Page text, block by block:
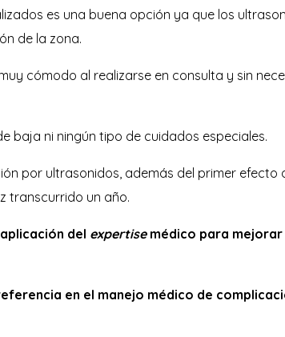
es una buena opción ya que los
de la zona.
cómodo al realizarse en consulta y sin
baja ni ningún tipo de cuidados especiales.
por ultrasonidos, además del primer
transcurrido un año.
del expertisemédico para mejorar
en el manejo médico de